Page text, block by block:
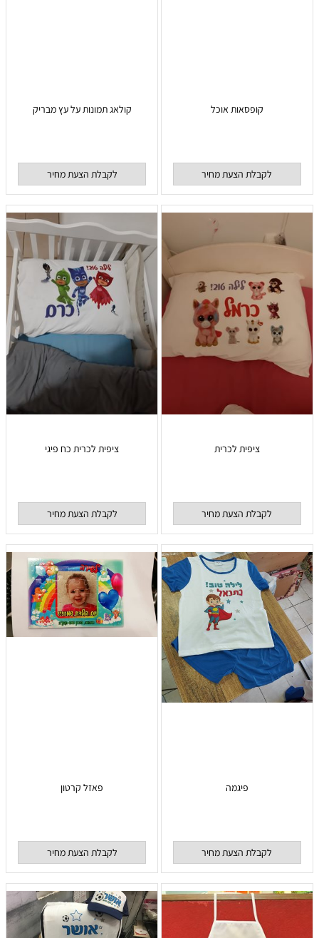
קופסאות אוכל
לקבלת הצעת מחיר
קולאג תמונות על עץ מבריק
לקבלת הצעת מחיר
ציפית לכרית
לקבלת הצעת מחיר
ציפית לכרית כח פיגי
לקבלת הצעת מחיר
פיגמה
לקבלת הצעת מחיר
פאזל קרטון
לקבלת הצעת מחיר